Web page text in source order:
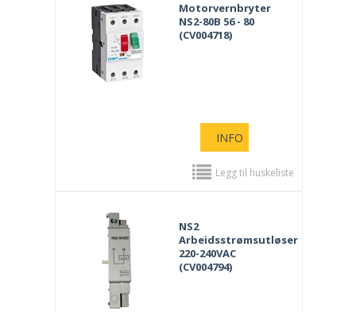
Motorvernbryter
NS2-80B 56 - 80
(CV004718)
INFO
Legg til huskeliste
NS2
Arbeidsstrømsutløser
220-240VAC
(CV004794)